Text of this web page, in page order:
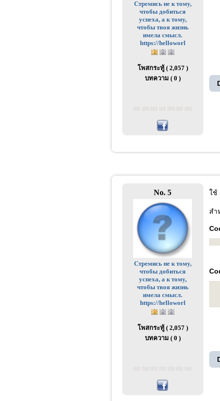
Стремись не к тому,
чтобы добиться
успеха, а к тому,
чтобы твоя жизнь
имела смысл.
https://helloworl
โพสกระทู้ ( 2,057 )
บทความ ( 0 )
No. 5
Стремись не к тому,
чтобы добиться
успеха, а к тому,
чтобы твоя жизнь
имела смысл.
https://helloworl
โพสกระทู้ ( 2,057 )
บทความ ( 0 )
ใช้
สำ